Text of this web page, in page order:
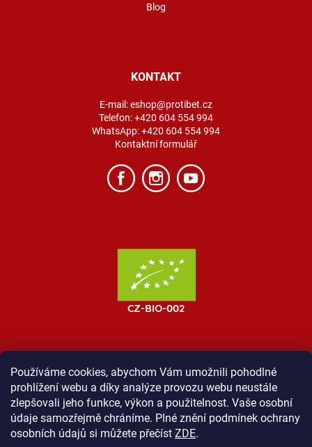
Používáme cookies, abychom Vám umožnili pohodlné
prohlížení webu a díky analýze provozu webu neustále
zlepšovali jeho funkce, výkon a použitelnost. Vaše osobní
údaje samozřejmě chráníme. Plné znění podmínek ochrany
osobních údajů si můžete přečíst ZDE.
Blog
KONTAKT
E-mail:eshop@protibet.cz
Telefon:+420 604 554 994
WhatsApp:+420 604 554 994
Kontaktní formulář
MOST ProTibet Vše o nákupu
Obchodní podmínky
Zásady ochrany osobních údajů
Kontakt